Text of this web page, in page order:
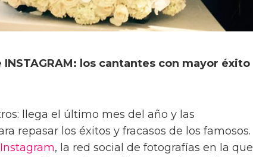
INSTAGRAM: los cantantes con mayor éxito
llega el último mes del año y las
repasar los éxitos y fracasos de los famosos.
Instagram, la red social de fotografías en la que